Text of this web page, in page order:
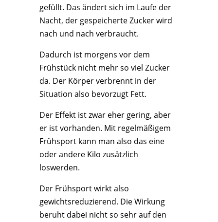
gefüllt. Das ändert sich im Laufe der
Nacht, der gespeicherte Zucker wird
nach und nach verbraucht.
Dadurch ist morgens vor dem
Frühstück nicht mehr so viel Zucker
da. Der Körper verbrennt in der
Situation also bevorzugt Fett.
Der Effekt ist zwar eher gering, aber
er ist vorhanden. Mit regelmäßigem
Frühsport kann man also das eine
oder andere Kilo zusätzlich
loswerden.
Der Frühsport wirkt also
gewichtsreduzierend. Die Wirkung
beruht dabei nicht so sehr auf den